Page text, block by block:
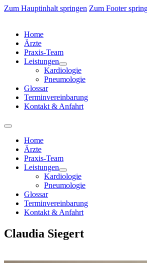
Zum Hauptinhalt springen Zum Footer
Home
Ärzte
Praxis-Team
Leistungen
Kardiologie
Pneumologie
Glossar
Terminvereinbarung
Kontakt & Anfahrt
Home
Ärzte
Praxis-Team
Leistungen
Kardiologie
Pneumologie
Glossar
Terminvereinbarung
Kontakt & Anfahrt
Claudia Siegert